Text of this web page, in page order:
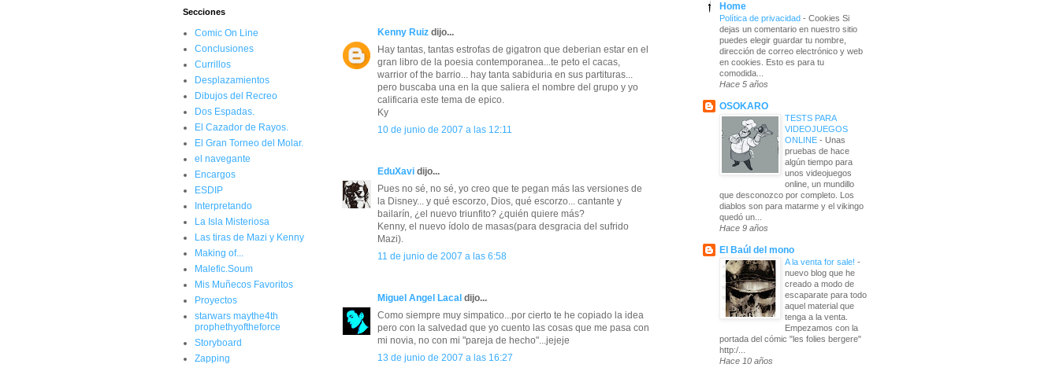
Kenny Ruiz dijo...
Hay tantas, tantas estrofas de gigatron que deberian estar en el
gran libro de la poesia contemporanea...te peto el cacas,
warrior of the barrio... hay tanta sabiduria en sus partituras...
pero buscaba una en la que saliera el nombre del grupo y yo
calificaria este tema de epico.
Ky
10 de junio de 2007 a las 12:11
EduXavi dijo...
Pues no sé, no sé, yo creo que te pegan más las versiones de
la Disney... y qué escorzo, Dios, qué escorzo... cantante y
bailarín, ¿el nuevo triunfito? ¿quién quiere más?
Kenny, el nuevo ídolo de masas(para desgracia del sufrido
Mazi).
11 de junio de 2007 a las 6:58
Miguel Angel Lacal dijo...
Como siempre muy simpatico...por cierto te he copiado la idea
pero con la salvedad que yo cuento las cosas que me pasa con
mi novia, no con mi "pareja de hecho"...jejeje
13 de junio de 2007 a las 16:27
Secciones
Comic On Line
Conclusiones
Currillos
Desplazamientos
Dibujos del Recreo
Dos Espadas.
El Cazador de Rayos.
El Gran Torneo del Molar.
el navegante
Encargos
ESDIP
Interpretando
La Isla Misteriosa
Las tiras de Mazi y Kenny
Making of...
Malefic.Soum
Mis Muñecos Favoritos
Proyectos
starwars maythe4th
prophethyoftheforce
Storyboard
Zapping
Home
Política de privacidad - Cookies Si
dejas un comentario en nuestro sitio
puedes elegir guardar tu nombre,
dirección de correo electrónico y web
en cookies. Esto es para tu
comodida...
Hace 5 años
OSOKARO
TESTS PARA
VIDEOJUEGOS
ONLINE - Unas
pruebas de hace
algún tiempo para
unos videojuegos
online, un mundillo
que desconozco por completo. Los
diablos son para matarme y el vikingo
quedó un...
Hace 9 años
El Baúl del mono
A la venta for sale! -
nuevo blog que he
creado a modo de
escaparate para todo
aquel material que
tenga a la venta.
Empezamos con la
portada del cómic "les folies bergere"
http:/...
Hace 10 años